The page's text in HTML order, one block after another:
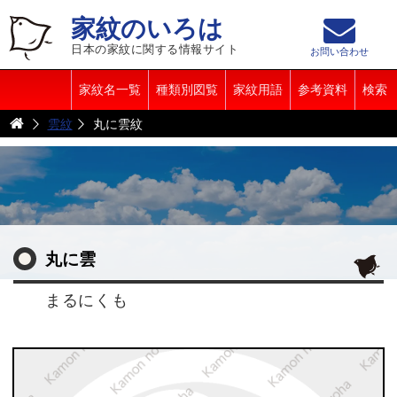
家紋のいろは
日本の家紋に関する情報サイト
家紋名一覧 種類別図覧 家紋用語 参考資料 検索
お問い合わせ
雲紋 丸に雲紋
丸に雲
まるにくも